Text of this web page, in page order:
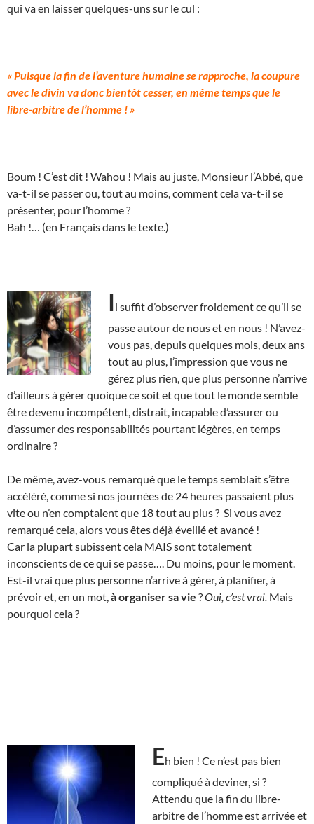
qui va en laisser quelques-uns sur le cul :
« Puisque la fin de l’aventure humaine se rapproche, la coupure
avec le divin va donc bientôt cesser, en même temps que le
libre-arbitre de l’homme ! »
Boum ! C’est dit ! Wahou ! Mais au juste, Monsieur l’Abbé, que
va-t-il se passer ou, tout au moins, comment cela va-t-il se
présenter, pour l’homme ?
Bah !… (en Français dans le texte.)
Il suffit d’observer froidement ce qu’il se
passe autour de nous et en nous ! N’avez-
vous pas, depuis quelques mois, deux ans
tout au plus, l’impression que vous ne
gérez plus rien, que plus personne n’arrive
d’ailleurs à gérer quoique ce soit et que tout le monde semble
être devenu incompétent, distrait, incapable d’assurer ou
d’assumer des responsabilités pourtant légères, en temps
ordinaire ?
De même, avez-vous remarqué que le temps semblait s’être
accéléré, comme si nos journées de 24 heures passaient plus
vite ou n’en comptaient que 18 tout au plus ? Si vous avez
remarqué cela, alors vous êtes déjà éveillé et avancé !
Car la plupart subissent cela MAIS sont totalement
inconscients de ce qui se passe…. Du moins, pour le moment.
Est-il vrai que plus personne n’arrive à gérer, à planifier, à
prévoir et, en un mot, à organiser sa vie ?Oui, c’est vrai. Mais
pourquoi cela ?
Eh bien ! Ce n’est pas bien
compliqué à deviner, si ?
Attendu que la fin du libre-
arbitre de l’homme est arrivée et